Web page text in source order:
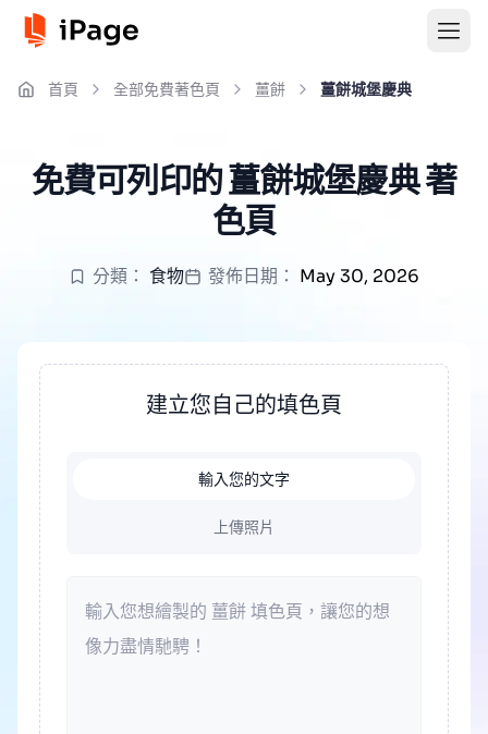
首頁 全部免費著色頁 薑餅 薑餅城堡慶典
免費可列印的 薑餅城堡慶典 著
色頁
分類： 食物 發佈日期： May 30, 2026
建立您自己的填色頁
輸入您的文字
上傳照片